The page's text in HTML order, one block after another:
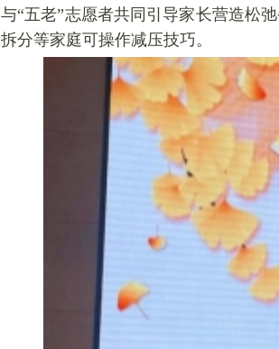
与“五老”志愿者共同引导家长营造松
拆分等家庭可操作减压技巧。